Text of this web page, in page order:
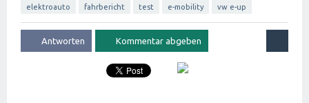
elektroauto fahrbericht test e-mobility vw e-up